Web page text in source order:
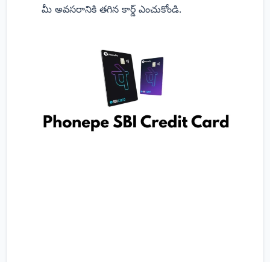
మీ అవసరానికి తగిన కార్డ్ ఎంచుకోండి.